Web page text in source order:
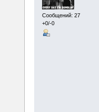
Сообщений: 27
+0/-0